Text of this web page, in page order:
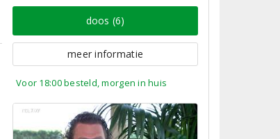
doos (6)
meer informatie
Voor 18:00 besteld, morgen in huis